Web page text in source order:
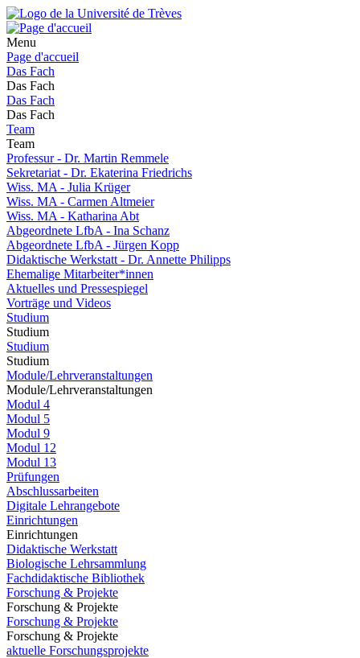
Menu
Page d'accueil
Das Fach
Das Fach
Das Fach
Das Fach
Team
Team
Professur - Dr. Martin Remmele
Sekretariat - Dr. Ekaterina Friedrichs
Wiss. MA - Julia Krüger
Wiss. MA - Carmen Altmeier
Wiss. MA - Katharina Abt
Abgeordnete LfbA - Ina Schanz
Abgeordnete LfbA - Jürgen Kopp
Didaktische Werkstatt - Dr. Annette Philipps
Ehemalige Mitarbeiter*innen
Aktuelles und Pressespiegel
Vorträge und Videos
Studium
Studium
Studium
Studium
Module/Lehrveranstaltungen
Module/Lehrveranstaltungen
Modul 4
Modul 5
Modul 9
Modul 12
Modul 13
Prüfungen
Abschlussarbeiten
Digitale Lehrangebote
Einrichtungen
Einrichtungen
Didaktische Werkstatt
Biologische Lehrsammlung
Fachdidaktische Bibliothek
Forschung & Projekte
Forschung & Projekte
Forschung & Projekte
Forschung & Projekte
aktuelle Forschungsprojekte